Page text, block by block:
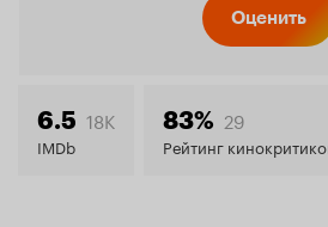
5.8
Оценить
6.5 18K
IMDb
83% 29
Рейтинг